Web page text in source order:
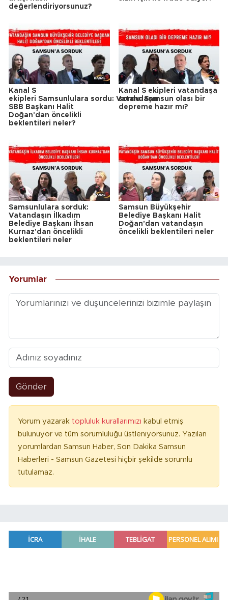
değerlendiriyorsunuz?
Kanal S
ekipleri Samsunlulara sordu: Vatandaşın
SBB Başkanı Halit
Doğan'dan öncelikli
beklentileri neler?
Kanal S ekipleri vatandaşa
sordu: Samsun olası bir
depreme hazır mı?
Samsunlulara sorduk:
Vatandaşın İlkadım
Belediye Başkanı İhsan
Kurnaz'dan öncelikli
beklentileri neler
Samsun Büyükşehir
Belediye Başkanı Halit
Doğan'dan vatandaşın
öncelikli beklentileri neler
Yorumlar
Gönder
Yorum yazarak topluluk kurallarımızı kabul etmiş
bulunuyor ve tüm sorumluluğu üstleniyorsunuz. Yazılan
yorumlardan Samsun Haber, Son Dakika Samsun
Haberleri - Samsun Gazetesi hiçbir şekilde sorumlu
tutulamaz.